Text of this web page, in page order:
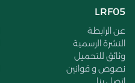
LRF05
عن الرابطة
النشرة الرسمية
وثائق للتحميل
نصوص و قوانين